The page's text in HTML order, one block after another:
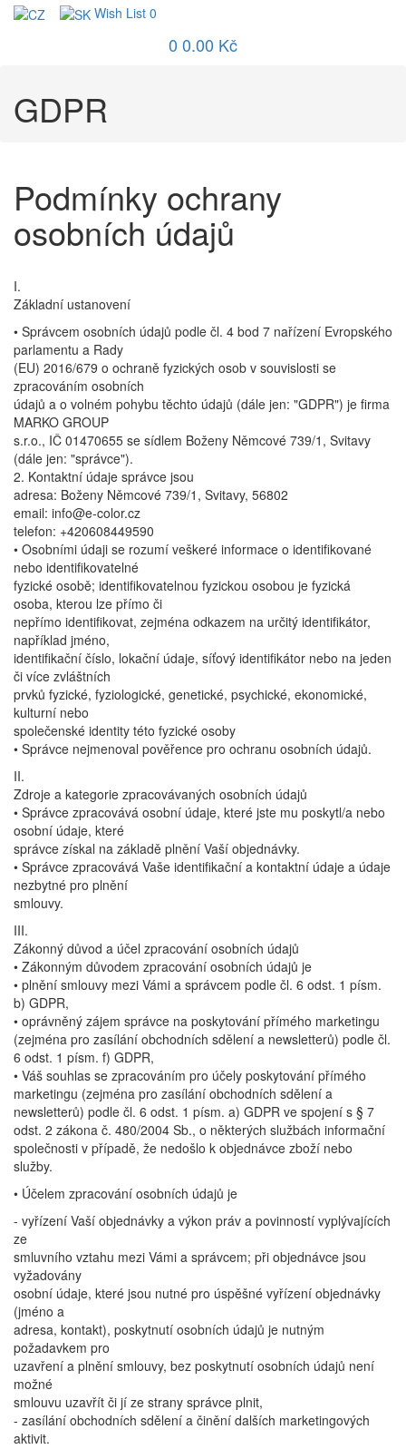
Wish List 0
0 0.00 Kč
GDPR
Podmínky ochrany
osobních údajů
I.
Základní ustanovení
• Správcem osobních údajů podle čl. 4 bod 7 nařízení Evropského
parlamentu a Rady
(EU) 2016/679 o ochraně fyzických osob v souvislosti se
zpracováním osobních
údajů a o volném pohybu těchto údajů (dále jen: "GDPR") je firma
MARKO GROUP
s.r.o., IČ 01470655 se sídlem Boženy Němcové 739/1, Svitavy
(dále jen: "správce").
2. Kontaktní údaje správce jsou
adresa: Boženy Němcové 739/1, Svitavy, 56802
email: info@e-color.cz
telefon: +420608449590
• Osobními údaji se rozumí veškeré informace o identifikované
nebo identifikovatelné
fyzické osobě; identifikovatelnou fyzickou osobou je fyzická
osoba, kterou lze přímo či
nepřímo identifikovat, zejména odkazem na určitý identifikátor,
například jméno,
identifikační číslo, lokační údaje, síťový identifikátor nebo na jeden
či více zvláštních
prvků fyzické, fyziologické, genetické, psychické, ekonomické,
kulturní nebo
společenské identity této fyzické osoby
• Správce nejmenoval pověřence pro ochranu osobních údajů.
II.
Zdroje a kategorie zpracovávaných osobních údajů
• Správce zpracovává osobní údaje, které jste mu poskytl/a nebo
osobní údaje, které
správce získal na základě plnění Vaší objednávky.
• Správce zpracovává Vaše identifikační a kontaktní údaje a údaje
nezbytné pro plnění
smlouvy.
III.
Zákonný důvod a účel zpracování osobních údajů
• Zákonným důvodem zpracování osobních údajů je
• plnění smlouvy mezi Vámi a správcem podle čl. 6 odst. 1 písm.
b) GDPR,
• oprávněný zájem správce na poskytování přímého marketingu
(zejména pro zasílání obchodních sdělení a newsletterů) podle čl.
6 odst. 1 písm. f) GDPR,
• Váš souhlas se zpracováním pro účely poskytování přímého
marketingu (zejména pro zasílání obchodních sdělení a
newsletterů) podle čl. 6 odst. 1 písm. a) GDPR ve spojení s § 7
odst. 2 zákona č. 480/2004 Sb., o některých službách informační
společnosti v případě, že nedošlo k objednávce zboží nebo
služby.
• Účelem zpracování osobních údajů je
- vyřízení Vaší objednávky a výkon práv a povinností vyplývajících
ze
smluvního vztahu mezi Vámi a správcem; při objednávce jsou
vyžadovány
osobní údaje, které jsou nutné pro úspěšné vyřízení objednávky
(jméno a
adresa, kontakt), poskytnutí osobních údajů je nutným
požadavkem pro
uzavření a plnění smlouvy, bez poskytnutí osobních údajů není
možné
smlouvu uzavřít či jí ze strany správce plnit,
- zasílání obchodních sdělení a činění dalších marketingových
aktivit.